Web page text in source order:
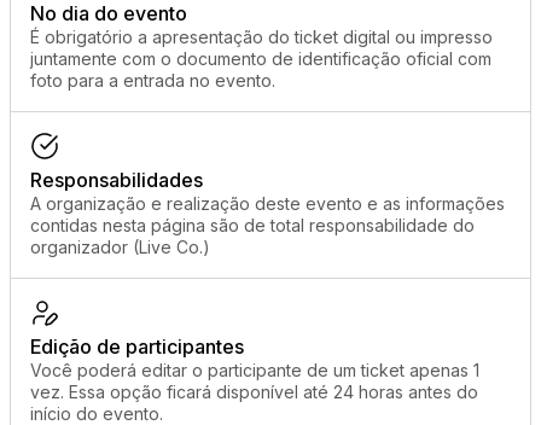
No dia do evento
É obrigatório a apresentação do ticket digital ou impresso
juntamente com o documento de identificação oficial com
foto para a entrada no evento.
Responsabilidades
A organização e realização deste evento e as informações
contidas nesta página são de total responsabilidade do
organizador (Live Co.)
Edição de participantes
Você poderá editar o participante de um ticket apenas 1
vez. Essa opção ficará disponível até 24 horas antes do
início do evento.